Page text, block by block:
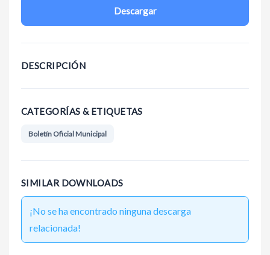
Descargar
DESCRIPCIÓN
CATEGORÍAS & ETIQUETAS
Boletín Oficial Municipal
SIMILAR DOWNLOADS
¡No se ha encontrado ninguna descarga
relacionada!